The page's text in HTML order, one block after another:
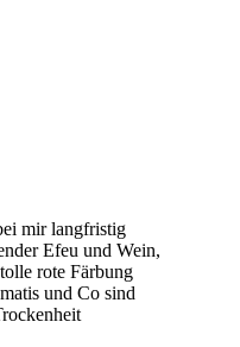
mir langfristig
Efeu und Wein,
rote Färbung
und Co sind